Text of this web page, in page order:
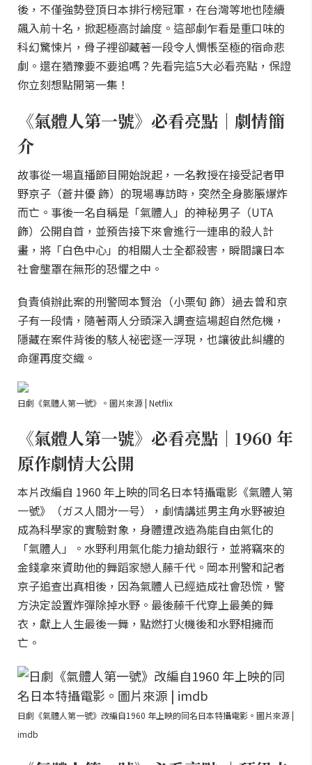
後，不僅強勢登頂日本排行榜冠軍，在台灣等地也陸續
飆入前十名，掀起極高討論度。這部劇乍看是重口味的
科幻驚悚片，骨子裡卻藏著一段令人惆悵至極的宿命悲
劇。還在猶豫要不要追嗎？先看完這5大必看亮點，保證
你立刻想點開第一集！
《氣體人第一號》必看亮點｜劇情簡
介
故事從一場直播節目開始說起，一名教授在接受記者甲
野京子（蒼井優 飾）的現場專訪時，突然全身膨脹爆炸
而亡。事後一名自稱是「氣體人」的神秘男子（UTA
飾）公開自首，並預告接下來會進行一連串的殺人計
畫，將「白色中心」的相關人士全都殺害，瞬間讓日本
社會壟罩在無形的恐懼之中。
負責偵辦此案的刑警岡本賢治（小栗旬 飾）過去曾和京
子有一段情，隨著兩人分頭深入調查這場超自然危機，
隱藏在案件背後的駭人祕密逐一浮現，也讓彼此糾纏的
命運再度交織。
日劇《氣體人第一號》。圖片來源 | Netflix
《氣體人第一號》必看亮點｜1960 年
原作劇情大公開
本片改編自 1960 年上映的同名日本特攝電影《氣體人第
一號》（ガス人間㐧一号），劇情講述男主角水野被迫
成為科學家的實驗對象，身體遭改造為能自由氣化的
「氣體人」。水野利用氣化能力搶劫銀行，並將竊來的
金錢拿來資助他的舞蹈家戀人藤千代。岡本刑警和記者
京子追查出真相後，因為氣體人已經造成社會恐慌，警
方決定設置炸彈除掉水野。最後藤千代穿上最美的舞
衣，獻上人生最後一舞，點燃打火機後和水野相擁而
亡。
日劇《氣體人第一號》改編自1960 年上映的同名日本特攝電影。圖片來源 |
imdb